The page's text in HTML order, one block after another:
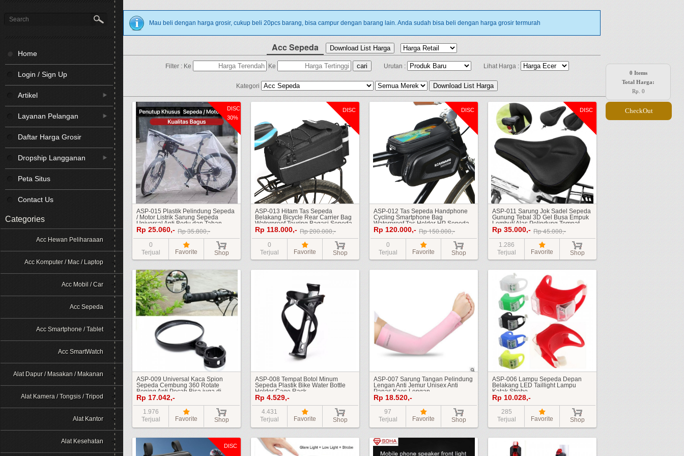
Home
Login / Sign Up
Artikel
Layanan Pelangan
Daftar Harga Grosir
Dropship Langganan
Peta Situs
Contact Us
Categories
Acc Hewan Peliharaaan
Acc Komputer / Mac / Laptop
Acc Mobil / Car
Acc Sepeda
Acc Smartphone / Tablet
Acc SmartWatch
Alat Dapur / Masakan / Makanan
Alat Kamera / Tongsis / Tripod
Alat Kantor
Alat Kesehatan
Mau beli dengan harga grosir, cukup beli 20pcs barang, bisa campur dengan barang lain. Anda sudah bisa beli dengan harga grosir termurah
Acc Sepeda
Filter : Ke Ke Urutan : Lihat Harga :
Kategori
DISC
30%
ASP-015 Plastik Pelindung Sepeda
/ Motor Listrik Sarung Sepeda
Universal Anti Bedu dan Tahan
Hujan
Rp 25.060,- Rp 35.800,-
0
Terjual
Favorite Shop
DISC
ASP-013 Hitam Tas Sepeda
Belakang Bicycle Rear Carrier Bag
Waterproof Touring Bagasi Sepeda
Bag Pannier
Rp 118.000,- Rp 200.000,-
0
Terjual
Favorite Shop
DISC
ASP-012 Tas Sepeda Handphone
Cycling Smartphone Bag
Waterproof Tas Holder HP Sepeda
Anti Air Tas Sepeda Gunung
Rp 120.000,- Rp 150.000,-
0
Terjual
Favorite Shop
DISC
ASP-011 Sarung Jok Sadel Sepeda
Gunung Tebal 3D Gel Busa Empuk
Lembut/ Alas Pelindung Tempat
Duduk Bicycle Saddle Seat Cover
Anti Slip UNIVERSAL
Rp 35.000,- Rp 45.000,-
1.286
Terjual
Favorite Shop
ASP-009 Universal Kaca Spion
Sepeda Cembung 360 Rotate
Bening Anti Pecah Bisa juga di
Motor Bisa Adjustable
Rp 17.042,-
1.976
Terjual
Favorite Shop
ASP-008 Tempat Botol Minum
Sepeda Plastik Bike Water Bottle
Holder Cage Rack
Rp 4.529,-
4.431
Terjual
Favorite Shop
ASP-007 Sarung Tangan Pelindung
Lengan Anti Jemur Unisex Anti
Panas Kaos Lengan
Rp 18.520,-
97
Terjual
Favorite Shop
ASP-006 Lampu Sepeda Depan
Belakang LED Taillight Lampu
Katak Strobo
Rp 10.028,-
285
Terjual
Favorite Shop
DISC
0 Items
Total Harga:
Rp. 0
CheckOut